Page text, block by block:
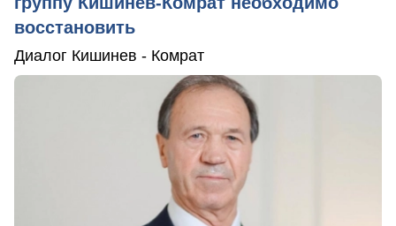
восстановить
Диалог Кишинев - Комрат